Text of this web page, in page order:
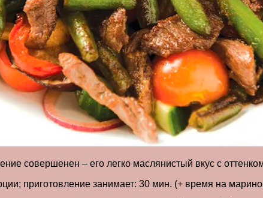
совершенен – его легко маслянистый вкус с
приготовление занимает: 30 мин. (+ время на